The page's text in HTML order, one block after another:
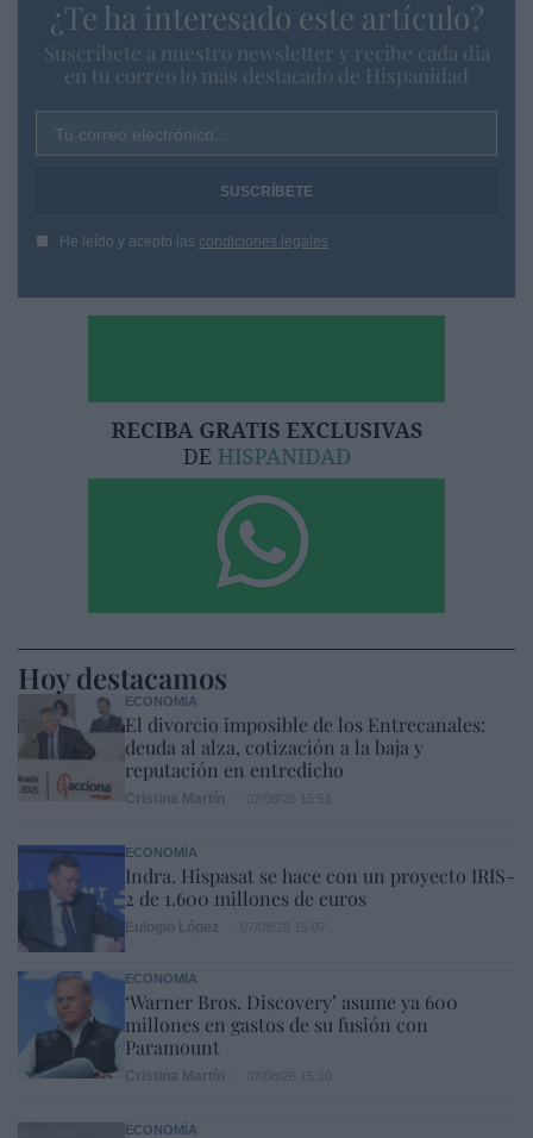
¿Te ha interesado este artículo?
Suscríbete a nuestro newsletter y recibe cada dia
en tu correo lo más destacado de Hispanidad
Tu correo electrónico...
He leído y acepto las condiciones legales
Hoy destacamos
ECONOMÍA
El divorcio imposible de los Entrecanales:
deuda al alza, cotización a la baja y
reputación en entredicho
ECONOMÍA
Indra. Hispasat se hace con un proyecto IRIS-
2 de 1.600 millones de euros
ECONOMÍA
‘Warner Bros. Discovery’ asume ya 600
millones en gastos de su fusión con
Paramount
ECONOMÍA